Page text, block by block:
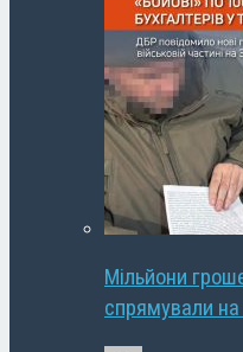
Мільйони
спрямували на